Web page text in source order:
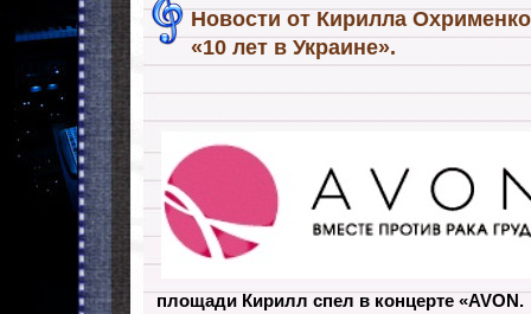
Новости от Кирилла
«10 лет в Украине».
площади Кирилл спел в концерте «AVON.